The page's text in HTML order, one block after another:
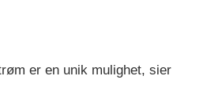
er en unik mulighet, sier